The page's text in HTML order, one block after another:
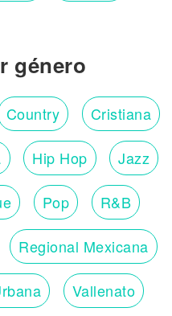
género
Country Cristiana
Hip Hop Jazz
Pop R&B
Regional Mexicana
Vallenato